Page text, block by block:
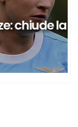
la A